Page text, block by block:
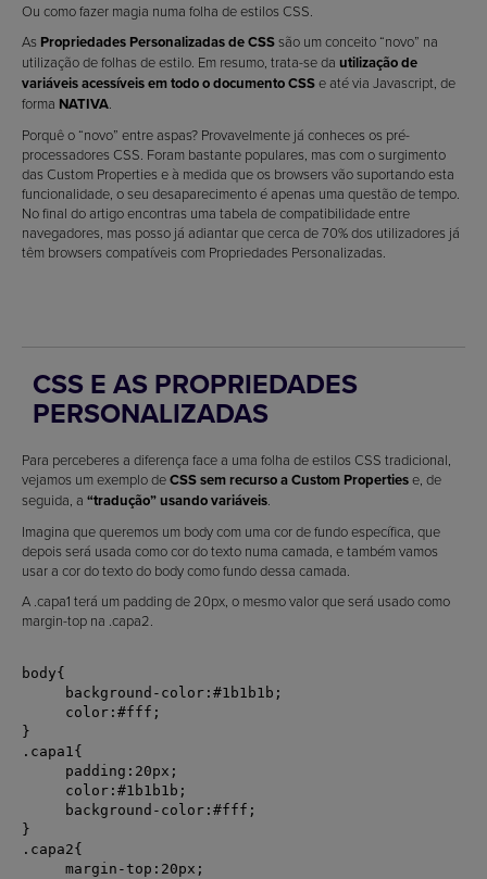
Ou como fazer magia numa folha de estilos CSS.
As Propriedades Personalizadas de CSSsão um conceito “novo” na
utilização de folhas de estilo. Em resumo, trata-se da utilização de
variáveis acessíveis em todo o documento CSSe até via Javascript, de
forma NATIVA.
Porquê o “novo” entre aspas? Provavelmente já conheces os pré-
processadores CSS. Foram bastante populares, mas com o surgimento
das Custom Properties e à medida que os browsers vão suportando esta
funcionalidade, o seu desaparecimento é apenas uma questão de tempo.
No final do artigo encontras uma tabela de compatibilidade entre
navegadores, mas posso já adiantar que cerca de 70% dos utilizadores já
têm browsers compatíveis com Propriedades Personalizadas.
CSS E AS PROPRIEDADES
PERSONALIZADAS
Para perceberes a diferença face a uma folha de estilos CSS tradicional,
vejamos um exemplo deCSS sem recurso a Custom Propertiese, de
seguida, a “tradução” usando variáveis.
Imagina que queremos um body com uma cor de fundo específica, que
depois será usada como cor do texto numa camada, e também vamos
usar a cor do texto do body como fundo dessa camada.
A .capa1 terá um padding de 20px, o mesmo valor que será usado como
margin-top na .capa2.
body{
     background-color:#1b1b1b;
     color:#fff;
}
.capa1{
     padding:20px;
     color:#1b1b1b;
     background-color:#fff;
}
.capa2{
     margin-top:20px;